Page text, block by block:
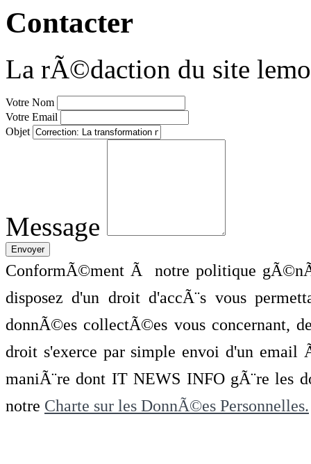
Contacter
La rÃ©daction du site
Votre Nom
Votre Email
Objet
Message
ConformÃ©ment Ã notre politique
disposez d'un droit d'accÃ¨s vous
donnÃ©es collectÃ©es vous concernant,
droit s'exerce par simple envoi d'un
maniÃ¨re dont IT NEWS INFO gÃ¨re les
notre Charte sur les DonnÃ©es Personnelles.